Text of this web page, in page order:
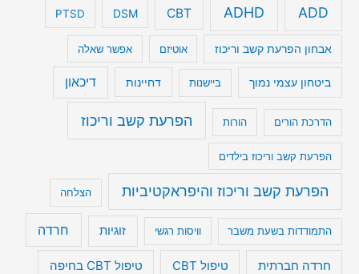
ADD
ADHD
CBT
DSM
PTSD
אבחון הפרעת קשב וריכוז אוטיזם אפשר שאלה
ביטחון עצמי נמוך ביישנות דחיינות דיכאון
הדרכת הורים הורות הפרעת קשב וריכוז
הפרעת קשב וריכוז בילדים
הפרעת קשב וריכוז והיפראקטיביות הצלחה
התמודדות בשעת משבר וויסות רגשי זוגיות חרדה
חרדה חברתית טיפול CBT טיפול CBT בחיפה